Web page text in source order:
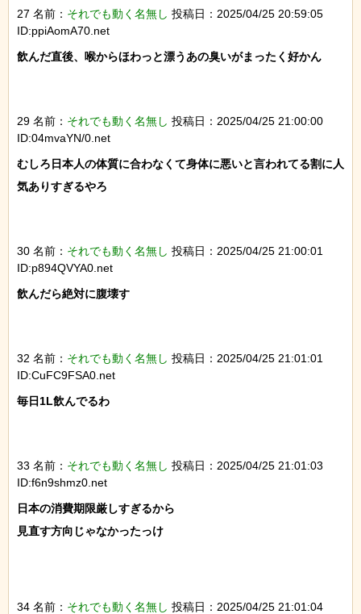
27 名前： それでも動く名無し 投稿日：2025/04/25 20:59:05
ID:ppiAomA70.net
飲んだ直後、喉からほわっと漂うあの臭いがまったく好かん
29 名前： それでも動く名無し 投稿日：2025/04/25 21:00:00
ID:04mvaYN/0.net
むしろ日本人の体質に合わなくて身体に悪いと言われてる割に人
気ありすぎるやろ
30 名前： それでも動く名無し 投稿日：2025/04/25 21:00:01
ID:p894QVYA0.net
飲んだら絶対に腹壊す
32 名前： それでも動く名無し 投稿日：2025/04/25 21:01:01
ID:CuFC9FSA0.net
毎日1L飲んでるわ
33 名前： それでも動く名無し 投稿日：2025/04/25 21:01:03
ID:f6n9shmz0.net
日本の消費期限厳しすぎるから
見直す方向じゃなかったっけ
34 名前： それでも動く名無し 投稿日：2025/04/25 21:01:04